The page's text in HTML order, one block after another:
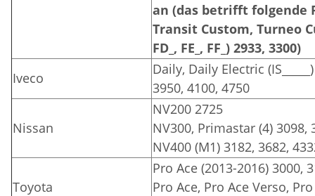
an (das betrifft folgende
Transit Custom, Turneo
FD_, FE_, FF_) 2933, 3300)
Iveco
Daily, Daily Electric
3950, 4100, 4750
Nissan
NV200 2725
NV300, Primastar (4) 3098,
NV400 (M1) 3182, 3682,
Toyota
Pro Ace (2013-2016) 3000,
Pro Ace, Pro Ace Verso,